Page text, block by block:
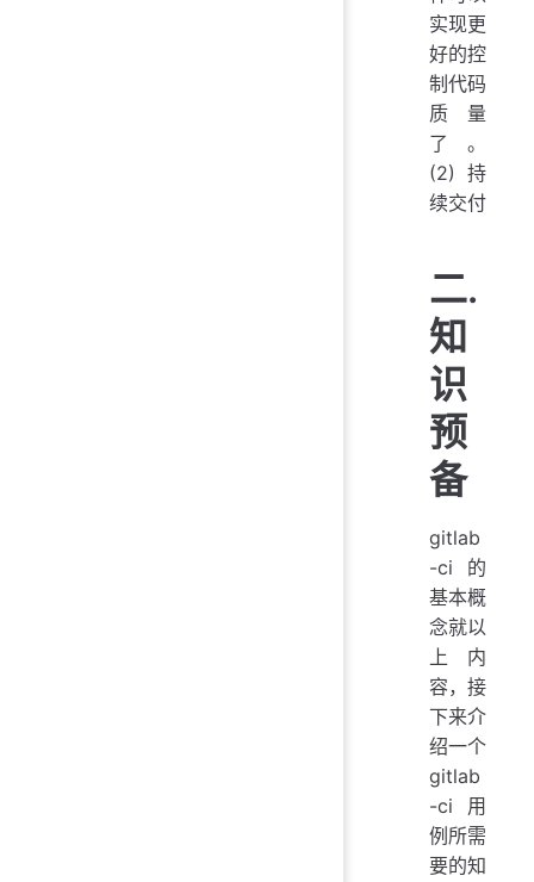
实现更
好的控
制代码
质量
了。
(2)持
续交付
二.
知
识
预
备
gitlab
-ci的
基本概
念就以
上内
容，接
下来介
绍一个
gitlab
-ci用
例所需
要的知